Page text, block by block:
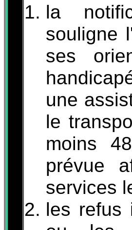
la
souligne
ses
une
le
moins
prévue
services
les refus